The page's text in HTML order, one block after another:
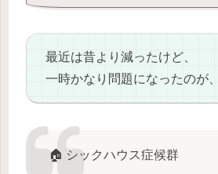
最近は昔より減ったけど、
一時かなり問題になったのが、
🏠 シックハウス症候群